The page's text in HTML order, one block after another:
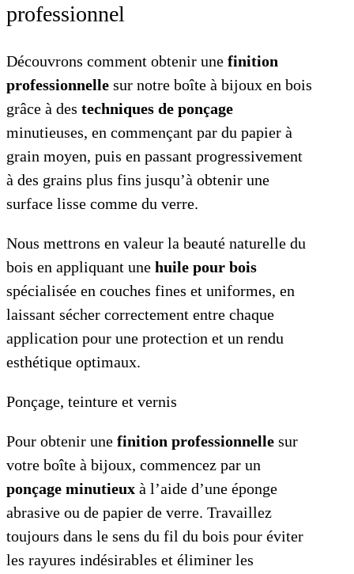
professionnel
Découvrons comment obtenir une finition
professionnelle sur notre boîte à bijoux en bois
grâce à des techniques de ponçage
minutieuses, en commençant par du papier à
grain moyen, puis en passant progressivement
à des grains plus fins jusqu’à obtenir une
surface lisse comme du verre.
Nous mettrons en valeur la beauté naturelle du
bois en appliquant une huile pour bois
spécialisée en couches fines et uniformes, en
laissant sécher correctement entre chaque
application pour une protection et un rendu
esthétique optimaux.
Ponçage, teinture et vernis
Pour obtenir une finition professionnelle sur
votre boîte à bijoux, commencez par un
ponçage minutieux à l’aide d’une éponge
abrasive ou de papier de verre. Travaillez
toujours dans le sens du fil du bois pour éviter
les rayures indésirables et éliminer les